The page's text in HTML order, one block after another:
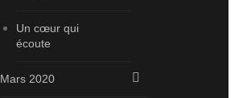
Un cœur qui
écoute
Mars 2020